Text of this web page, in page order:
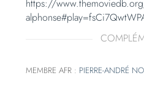
https://
MEMBRE AFR : PIERRE-ANDRÉ